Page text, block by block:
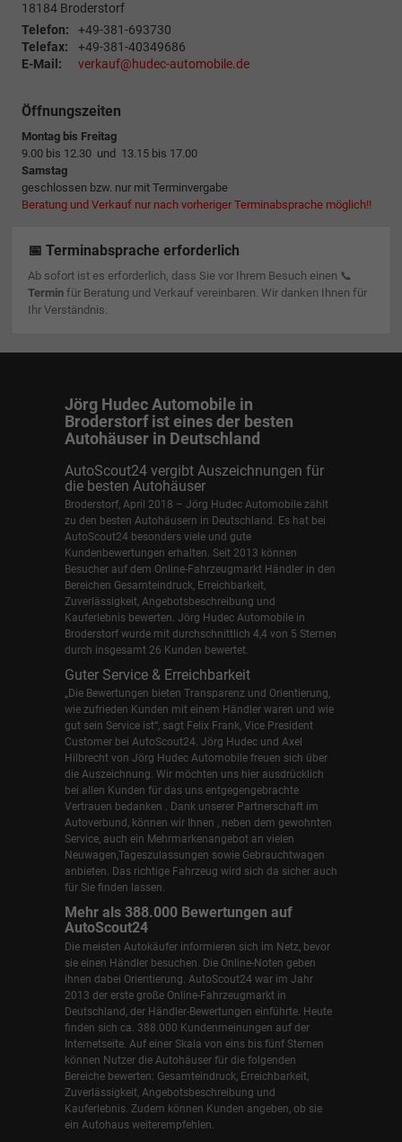
18184 Broderstorf
Telefon:
+49-381-693730
Telefax:
+49-381-40349686
E-Mail:
verkauf@hudec-automobile.de
Öffnungszeiten
Montag bis Freitag
9.00 bis 12.30 und 13.15 bis 17.00
Samstag
geschlossen bzw. nur mit Terminvergabe
Beratung und Verkauf nur nach vorheriger Terminabsprache möglich!!
📅 Terminabsprache erforderlich
Ab sofort ist es erforderlich, dass Sie vor Ihrem Besuch einen 📞
Terminfür Beratung und Verkauf vereinbaren. Wir danken Ihnen für
Ihr Verständnis.
Jörg Hudec Automobile in
Broderstorf ist eines der besten
Autohäuser in Deutschland
AutoScout24 vergibt Auszeichnungen für
die besten Autohäuser
Broderstorf, April 2018 – Jörg Hudec Automobile zählt
zu den besten Autohäusern in Deutschland. Es hat bei
AutoScout24 besonders viele und gute
Kundenbewertungen erhalten. Seit 2013 können
Besucher auf dem Online-Fahrzeugmarkt Händler in den
Bereichen Gesamteindruck, Erreichbarkeit,
Zuverlässigkeit, Angebotsbeschreibung und
Kauferlebnis bewerten. Jörg Hudec Automobile in
Broderstorf wurde mit durchschnittlich 4,4 von 5 Sternen
durch insgesamt 26 Kunden bewertet.
Guter Service & Erreichbarkeit
„Die Bewertungen bieten Transparenz und Orientierung,
wie zufrieden Kunden mit einem Händler waren und wie
gut sein Service ist“, sagt Felix Frank, Vice President
Customer bei AutoScout24. Jörg Hudec und Axel
Hilbrecht von Jörg Hudec Automobile freuen sich über
die Auszeichnung. Wir möchten uns hier ausdrücklich
bei allen Kunden für das uns entgegengebrachte
Vertrauen bedanken . Dank unserer Partnerschaft im
Autoverbund, können wir Ihnen , neben dem gewohnten
Service, auch ein Mehrmarkenangebot an vielen
Neuwagen,Tageszulassungen sowie Gebrauchtwagen
anbieten. Das richtige Fahrzeug wird sich da sicher auch
für Sie finden lassen.
Mehr als 388.000 Bewertungen auf
AutoScout24
Die meisten Autokäufer informieren sich im Netz, bevor
sie einen Händler besuchen. Die Online-Noten geben
ihnen dabei Orientierung. AutoScout24 war im Jahr
2013 der erste große Online-Fahrzeugmarkt in
Deutschland, der Händler-Bewertungen einführte. Heute
finden sich ca. 388.000 Kundenmeinungen auf der
Internetseite. Auf einer Skala von eins bis fünf Sternen
können Nutzer die Autohäuser für die folgenden
Bereiche bewerten: Gesamteindruck, Erreichbarkeit,
Zuverlässigkeit, Angebotsbeschreibung und
Kauferlebnis. Zudem können Kunden angeben, ob sie
ein Autohaus weiterempfehlen.